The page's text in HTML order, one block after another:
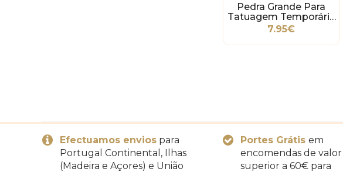
Pedra Grande Para
Tatuagem Temporária
- Mandala
7.95€
Efectuamos envios para
Portugal Continental, Ilhas
(Madeira e Açores) e União
Portes Grátis em
encomendas de valor
superior a 60€ para